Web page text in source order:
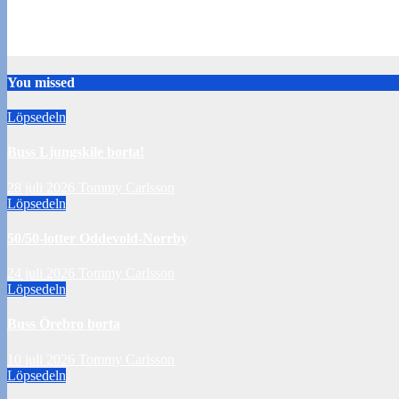
You missed
Löpsedeln
Löpsedeln
Löpsedeln
Löpsedeln